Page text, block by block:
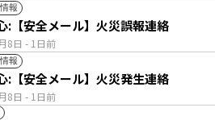
報
8日 - 1日前
:【安全メール】火災誤報連絡
報
8日 - 1日前
:【安全メール】火災発生連絡